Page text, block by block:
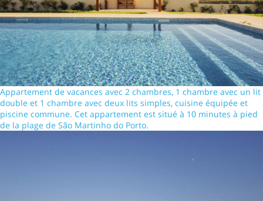
Appartement de vacances avec 2 chambres, 1 chambre avec un lit
double et 1 chambre avec deux lits simples, cuisine équipée et
piscine commune. Cet appartement est situé à 10 minutes à pied
de la plage de São Martinho do Porto.